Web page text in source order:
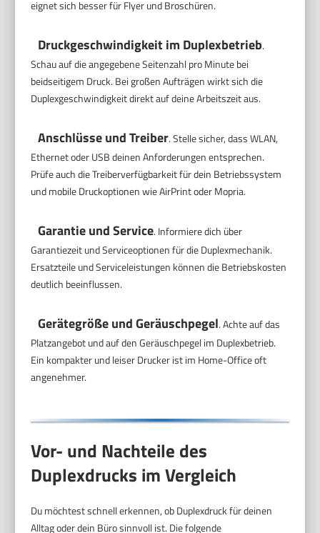
eignet sich besser für Flyer und Broschüren.
Druckgeschwindigkeit im Duplexbetrieb.
Schau auf die angegebene Seitenzahl pro Minute bei
beidseitigem Druck. Bei großen Aufträgen wirkt sich die
Duplexgeschwindigkeit direkt auf deine Arbeitszeit aus.
Anschlüsse und Treiber. Stelle sicher, dass WLAN,
Ethernet oder USB deinen Anforderungen entsprechen.
Prüfe auch die Treiberverfügbarkeit für dein Betriebssystem
und mobile Druckoptionen wie AirPrint oder Mopria.
Garantie und Service. Informiere dich über
Garantiezeit und Serviceoptionen für die Duplexmechanik.
Ersatzteile und Serviceleistungen können die Betriebskosten
deutlich beeinflussen.
Gerätegröße und Geräuschpegel. Achte auf das
Platzangebot und auf den Geräuschpegel im Duplexbetrieb.
Ein kompakter und leiser Drucker ist im Home-Office oft
angenehmer.
Vor- und Nachteile des
Duplexdrucks im Vergleich
Du möchtest schnell erkennen, ob Duplexdruck für deinen
Alltag oder dein Büro sinnvoll ist. Die folgende